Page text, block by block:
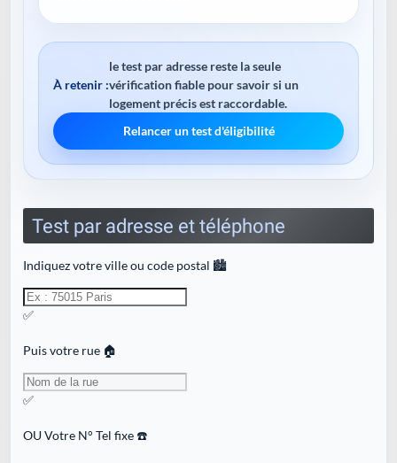
À retenir :
le test par adresse reste la seule
vérification fiable pour savoir si un
logement précis est raccordable.
Relancer un test d'éligibilité
Test par adresse et téléphone
Indiquez votre ville ou code postal 🏙️
✅
Puis votre rue 🏠
✅
OUVotre N° Tel fixe ☎️